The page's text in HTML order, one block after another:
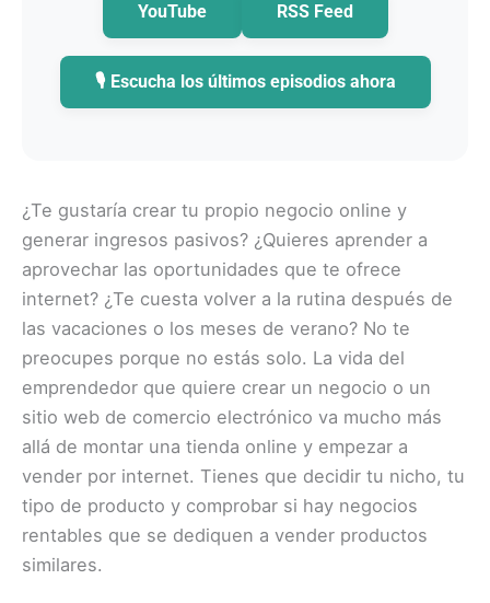
YouTube RSS Feed
🎙️ Escucha los últimos episodios ahora
¿Te gustaría crear tu propio negocio online y
generar ingresos pasivos? ¿Quieres aprender a
aprovechar las oportunidades que te ofrece
internet? ¿Te cuesta volver a la rutina después de
las vacaciones o los meses de verano? No te
preocupes porque no estás solo. La vida del
emprendedor que quiere crear un negocio o un
sitio web de comercio electrónico va mucho más
allá de montar una tienda online y empezar a
vender por internet. Tienes que decidir tu nicho, tu
tipo de producto y comprobar si hay negocios
rentables que se dediquen a vender productos
similares.